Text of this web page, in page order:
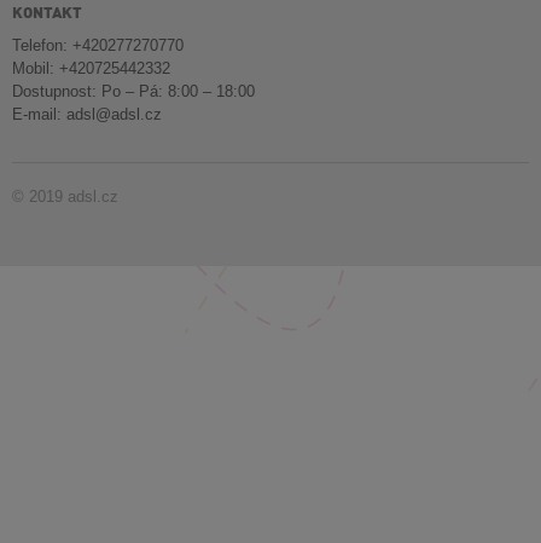
KONTAKT
Telefon: +420277270770
Mobil: +420725442332
Dostupnost: Po – Pá: 8:00 – 18:00
E-mail: adsl@adsl.cz
© 2019 adsl.cz